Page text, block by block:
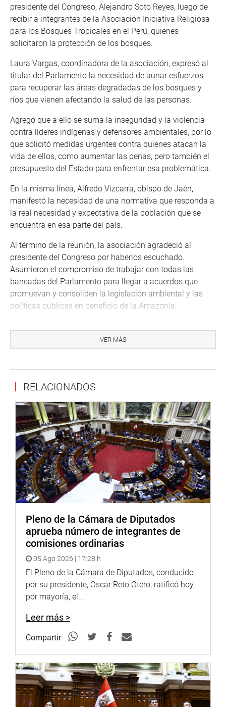
presidente del Congreso, Alejandro Soto Reyes, luego de
recibir a integrantes de la Asociación Iniciativa Religiosa
para los Bosques Tropicales en el Perú, quienes
solicitaron la protección de los bosques.
Laura Vargas, coordinadora de la asociación, expresó al
titular del Parlamento la necesidad de aunar esfuerzos
para recuperar las áreas degradadas de los bosques y
ríos que vienen afectando la salud de las personas.
Agregó que a ello se suma la inseguridad y la violencia
contra líderes indígenas y defensores ambientales, por lo
que solicitó medidas urgentes contra quienes atacan la
vida de ellos, como aumentar las penas, pero también el
presupuesto del Estado para enfrentar esa problemática.
En la misma línea, Alfredo Vizcarra, obispo de Jaén,
manifestó la necesidad de una normativa que responda a
la real necesidad y expectativa de la población que se
encuentra en esa parte del país.
Al término de la reunión, la asociación agradeció al
presidente del Congreso por haberlos escuchado.
Asumieron el compromiso de trabajar con todas las
bancadas del Parlamento para llegar a acuerdos que
promuevan y consoliden la legislación ambiental y las
políticas públicas en beneficio de la Amazonía.
VER MÁS
RELACIONADOS
Pleno de la Cámara de Diputados
aprueba número de integrantes de
comisiones ordinarias
05 Ago 2026 | 17:28 h
El Pleno de la Cámara de Diputados, conducido
por su presidente, Oscar Reto Otero, ratificó hoy,
por mayoría, el...
Leer más >
Compartir